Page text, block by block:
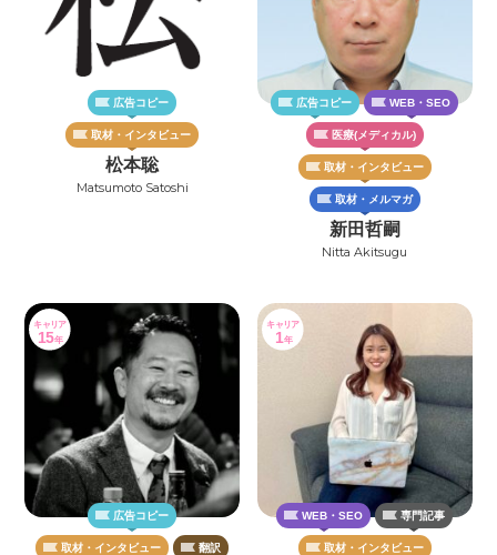
広告コピー
取材・インタビュー
松本聡
Matsumoto Satoshi
広告コピー WEB・SEO
医療(メディカル)
取材・インタビュー
取材・メルマガ
新田哲嗣
Nitta Akitsugu
キャリア
15年
広告コピー
取材・インタビュー 翻訳
キャリア
1年
WEB・SEO 専門記事
取材・インタビュー